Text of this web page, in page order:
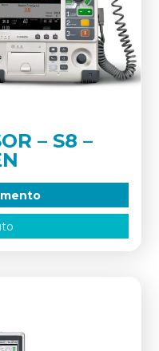
– S8 –